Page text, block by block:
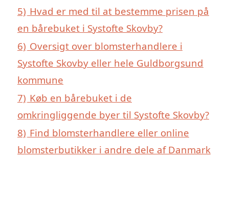
5) Hvad er med til at bestemme prisen på
en bårebuket i Systofte Skovby?
6) Oversigt over blomsterhandlere i
Systofte Skovby eller hele Guldborgsund
kommune
7) Køb en bårebuket i de
omkringliggende byer til Systofte Skovby?
8) Find blomsterhandlere eller online
blomsterbutikker i andre dele af Danmark